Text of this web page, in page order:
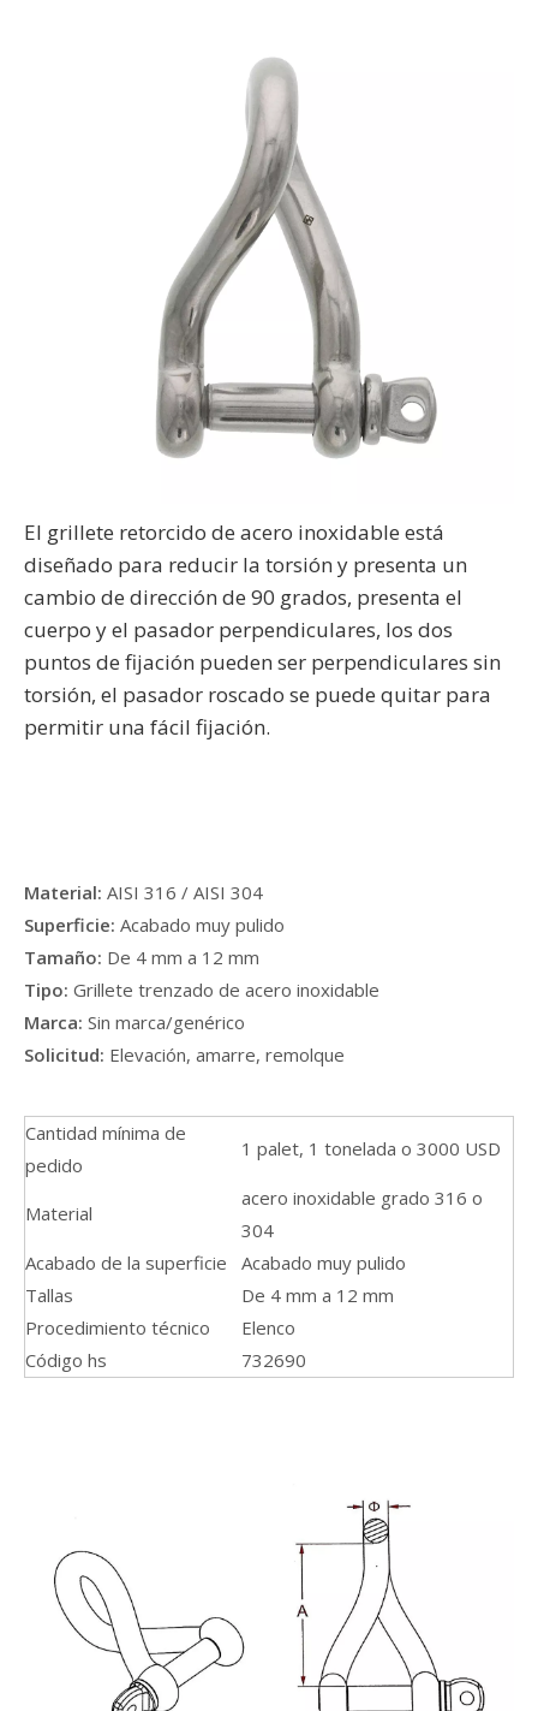
El grillete retorcido de acero inoxidable está
diseñado para reducir la torsión y presenta un
cambio de dirección de 90 grados, presenta el
cuerpo y el pasador perpendiculares, los dos
puntos de fijación pueden ser perpendiculares sin
torsión, el pasador roscado se puede quitar para
permitir una fácil fijación.
Material: AISI 316 / AISI 304
Superficie: Acabado muy pulido
Tamaño: De 4 mm a 12 mm
Tipo: Grillete trenzado de acero inoxidable
Marca: Sin marca/genérico
Solicitud: Elevación, amarre, remolque
Cantidad mínima de
pedido
1 palet, 1 tonelada o 3000 USD
Material
acero inoxidable grado 316 o
304
Acabado de la superficie
Acabado muy pulido
Tallas
De 4 mm a 12 mm
Procedimiento técnico
Elenco
Código hs
732690